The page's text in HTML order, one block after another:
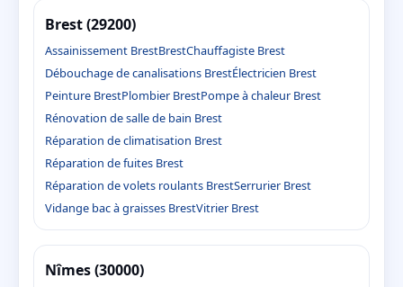
Brest (29200)
Assainissement BrestBrestChauffagiste Brest
Débouchage de canalisations BrestÉlectricien Brest
Peinture BrestPlombier BrestPompe à chaleur Brest
Rénovation de salle de bain Brest
Réparation de climatisation Brest
Réparation de fuites Brest
Réparation de volets roulants BrestSerrurier Brest
Vidange bac à graisses BrestVitrier Brest
Nîmes (30000)